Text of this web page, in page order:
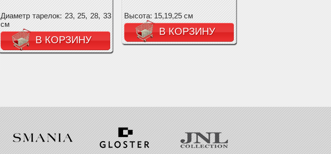
Диаметр тарелок: 23, 25, 28, 33
см
В КОРЗИНУ
Высота: 15,19,25 см
В КОРЗИНУ